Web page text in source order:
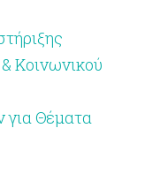
Κοινωνικού
για Θέματα